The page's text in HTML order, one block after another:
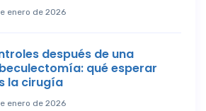
enero de 2026
después de una
qué esperar
la cirugía
enero de 2026